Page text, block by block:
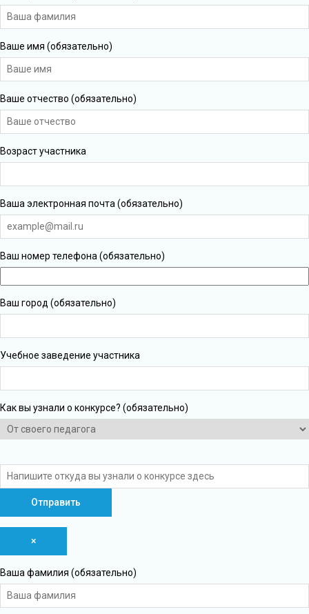
Ваше имя (обязательно)
Ваше отчество (обязательно)
Возраст участника
Ваша электронная почта (обязательно)
Ваш номер телефона (обязательно)
Ваш город (обязательно)
Учебное заведение участника
Как вы узнали о конкурсе? (обязательно)
×
Ваша фамилия (обязательно)